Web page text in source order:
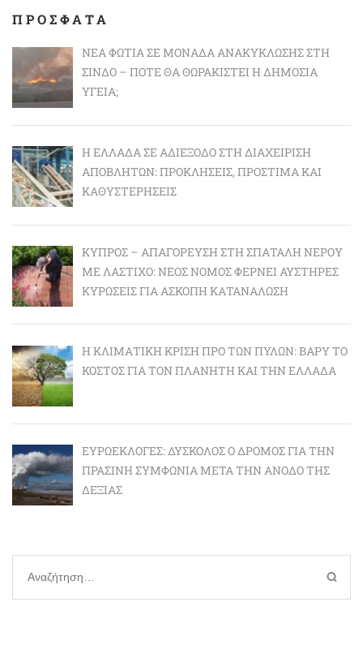
ΠΡΟΣΦΑΤΑ
ΝΈΑ ΦΩΤΙΆ ΣΕ ΜΟΝΆΔΑ ΑΝΑΚΎΚΛΩΣΗΣ ΣΤΗ
ΣΊΝΔΟ – ΠΌΤΕ ΘΑ ΘΩΡΑΚΙΣΤΕΊ Η ΔΗΜΌΣΙΑ
ΥΓΕΊΑ;
Η ΕΛΛΆΔΑ ΣΕ ΑΔΙΈΞΟΔΟ ΣΤΗ ΔΙΑΧΕΊΡΙΣΗ
ΑΠΟΒΛΉΤΩΝ: ΠΡΟΚΛΉΣΕΙΣ, ΠΡΌΣΤΙΜΑ ΚΑΙ
ΚΑΘΥΣΤΕΡΉΣΕΙΣ
ΚΎΠΡΟΣ – ΑΠΑΓΌΡΕΥΣΗ ΣΤΗ ΣΠΑΤΆΛΗ ΝΕΡΟΎ
ΜΕ ΛΆΣΤΙΧΟ: ΝΈΟΣ ΝΌΜΟΣ ΦΈΡΝΕΙ ΑΥΣΤΗΡΈΣ
ΚΥΡΏΣΕΙΣ ΓΙΑ ΆΣΚΟΠΗ ΚΑΤΑΝΆΛΩΣΗ
Η ΚΛΙΜΑΤΙΚΉ ΚΡΊΣΗ ΠΡΟ ΤΩΝ ΠΥΛΏΝ: BΑΡΎ ΤΟ
ΚΌΣΤΟΣ ΓΙΑ ΤΟΝ ΠΛΑΝΉΤΗ ΚΑΙ ΤΗΝ ΕΛΛΆΔΑ
ΕΥΡΩΕΚΛΟΓΈΣ: ΔΎΣΚΟΛΟΣ Ο ΔΡΌΜΟΣ ΓΙΑ ΤΗΝ
ΠΡΆΣΙΝΗ ΣΥΜΦΩΝΊΑ ΜΕΤΆ ΤΗΝ ΆΝΟΔΟ ΤΗΣ
ΔΕΞΙΆΣ
Αναζήτηση
για: